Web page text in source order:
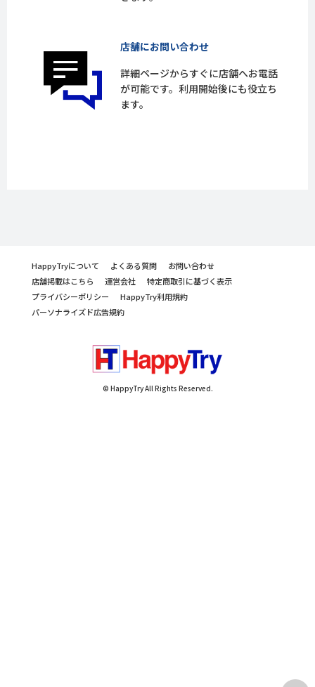
店舗にお問い合わせ
詳細ページからすぐに店舗へお電話
が可能です。利用開始後にも役立ち
ます。
HappyTryについて よくある質問
お問い合わせ
店舗掲載はこちら
運営会社
特定商取引に基づく表示
プライバシーポリシー
HappyTry利用規約
パーソナライズド広告規約
© HappyTry All Rights Reserved.